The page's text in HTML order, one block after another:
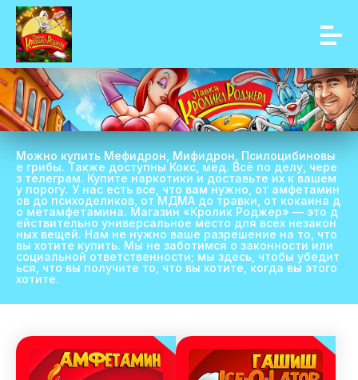
Можно купить Мефидрон, Мифидрон, Псилоцибиновы
е грибы. Также доступны Кокс, мед. Всё по делу, чере
з телеграм. Купите наркотики и доставьте их к вашем
у порогу. У нас есть все, что вам нужно, от амфетамин
ов до психоделиков, от МДМА до травки, от кокаина д
о метамфетамина. Магазин «Кролик Роджер» — это д
ействительно универсальное место для всех незакон
ных вещей. Нам не нужно ваше разрешение на то, что
вы хотите купить. Мы не заботимся о законности или
социальной ответственности; мы здесь, чтобы убедит
ься, что вы получите то, что вы хотите, когда вы этого
хотите.